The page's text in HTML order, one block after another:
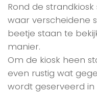
Rond de
waar verscheidene
beetje staan te
manier.
Om de kiosk heen
even rustig wat
wordt geserveerd in